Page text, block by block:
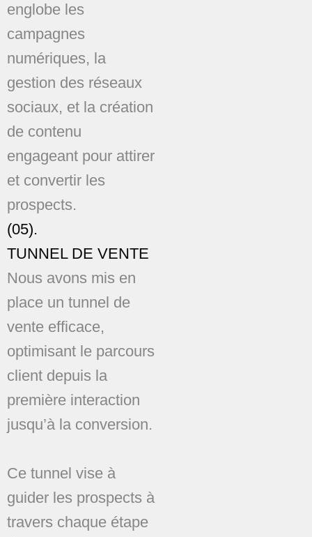
englobe les
campagnes
numériques, la
gestion des réseaux
sociaux, et la création
de contenu
engageant pour attirer
et convertir les
prospects.
(05).
TUNNEL DE VENTE
Nous avons mis en
place un tunnel de
vente efficace,
optimisant le parcours
client depuis la
première interaction
jusqu’à la conversion.
Ce tunnel vise à
guider les prospects à
travers chaque étape